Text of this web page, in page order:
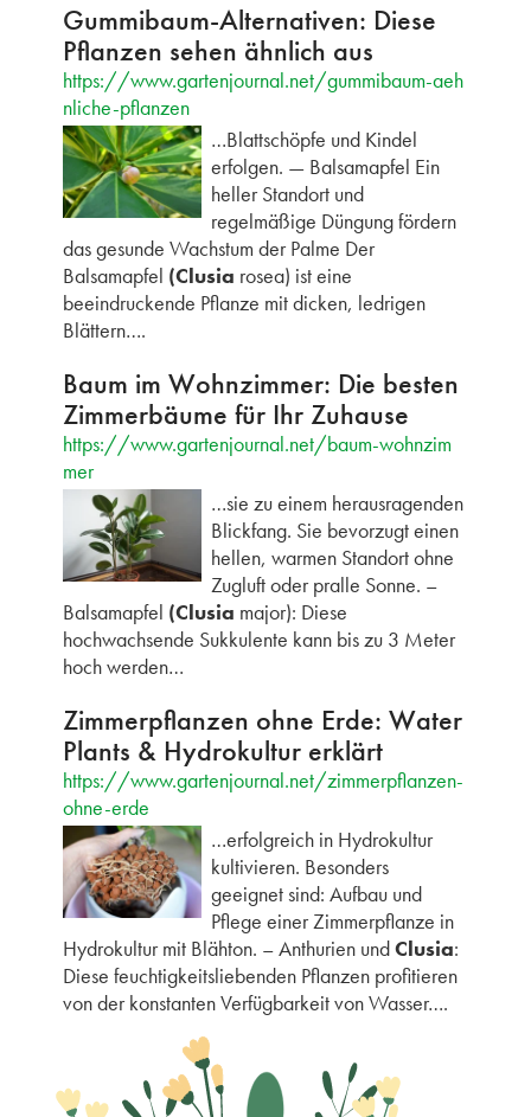
Gummibaum-Alternativen: Diese
Pflanzen sehen ähnlich aus
https://www.gartenjournal.net/gummibaum-aeh
nliche-pflanzen
…Blattschöpfe und Kindel
erfolgen. — Balsamapfel Ein
heller Standort und
regelmäßige Düngung fördern
das gesunde Wachstum der Palme Der
Balsamapfel (Clusia rosea) ist eine
beeindruckende Pflanze mit dicken, ledrigen
Blättern….
Baum im Wohnzimmer: Die besten
Zimmerbäume für Ihr Zuhause
https://www.gartenjournal.net/baum-wohnzim
mer
…sie zu einem herausragenden
Blickfang. Sie bevorzugt einen
hellen, warmen Standort ohne
Zugluft oder pralle Sonne. –
Balsamapfel (Clusia major): Diese
hochwachsende Sukkulente kann bis zu 3 Meter
hoch werden…
Zimmerpflanzen ohne Erde: Water
Plants & Hydrokultur erklärt
https://www.gartenjournal.net/zimmerpflanzen-
ohne-erde
…erfolgreich in Hydrokultur
kultivieren. Besonders
geeignet sind: Aufbau und
Pflege einer Zimmerpflanze in
Hydrokultur mit Blähton. – Anthurien undClusia:
Diese feuchtigkeitsliebenden Pflanzen profitieren
von der konstanten Verfügbarkeit von Wasser….